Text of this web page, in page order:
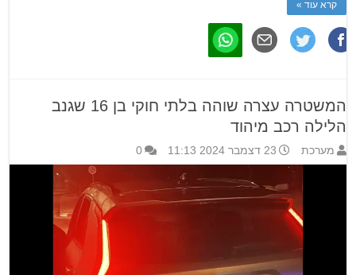
קרא עוד »
המשטרה עצרה שוהה בלתי חוקי בן 16 שגנב
הלילה רכב מיהוד
מערכת 23 דצמבר 2024 11:13 0